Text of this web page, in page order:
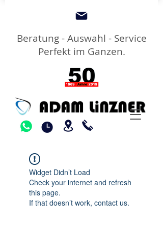
Beratung - Auswahl - Service
Perfekt im Ganzen.
Widget Didn’t Load
Check your internet and refresh
this page.
If that doesn’t work, contact us.